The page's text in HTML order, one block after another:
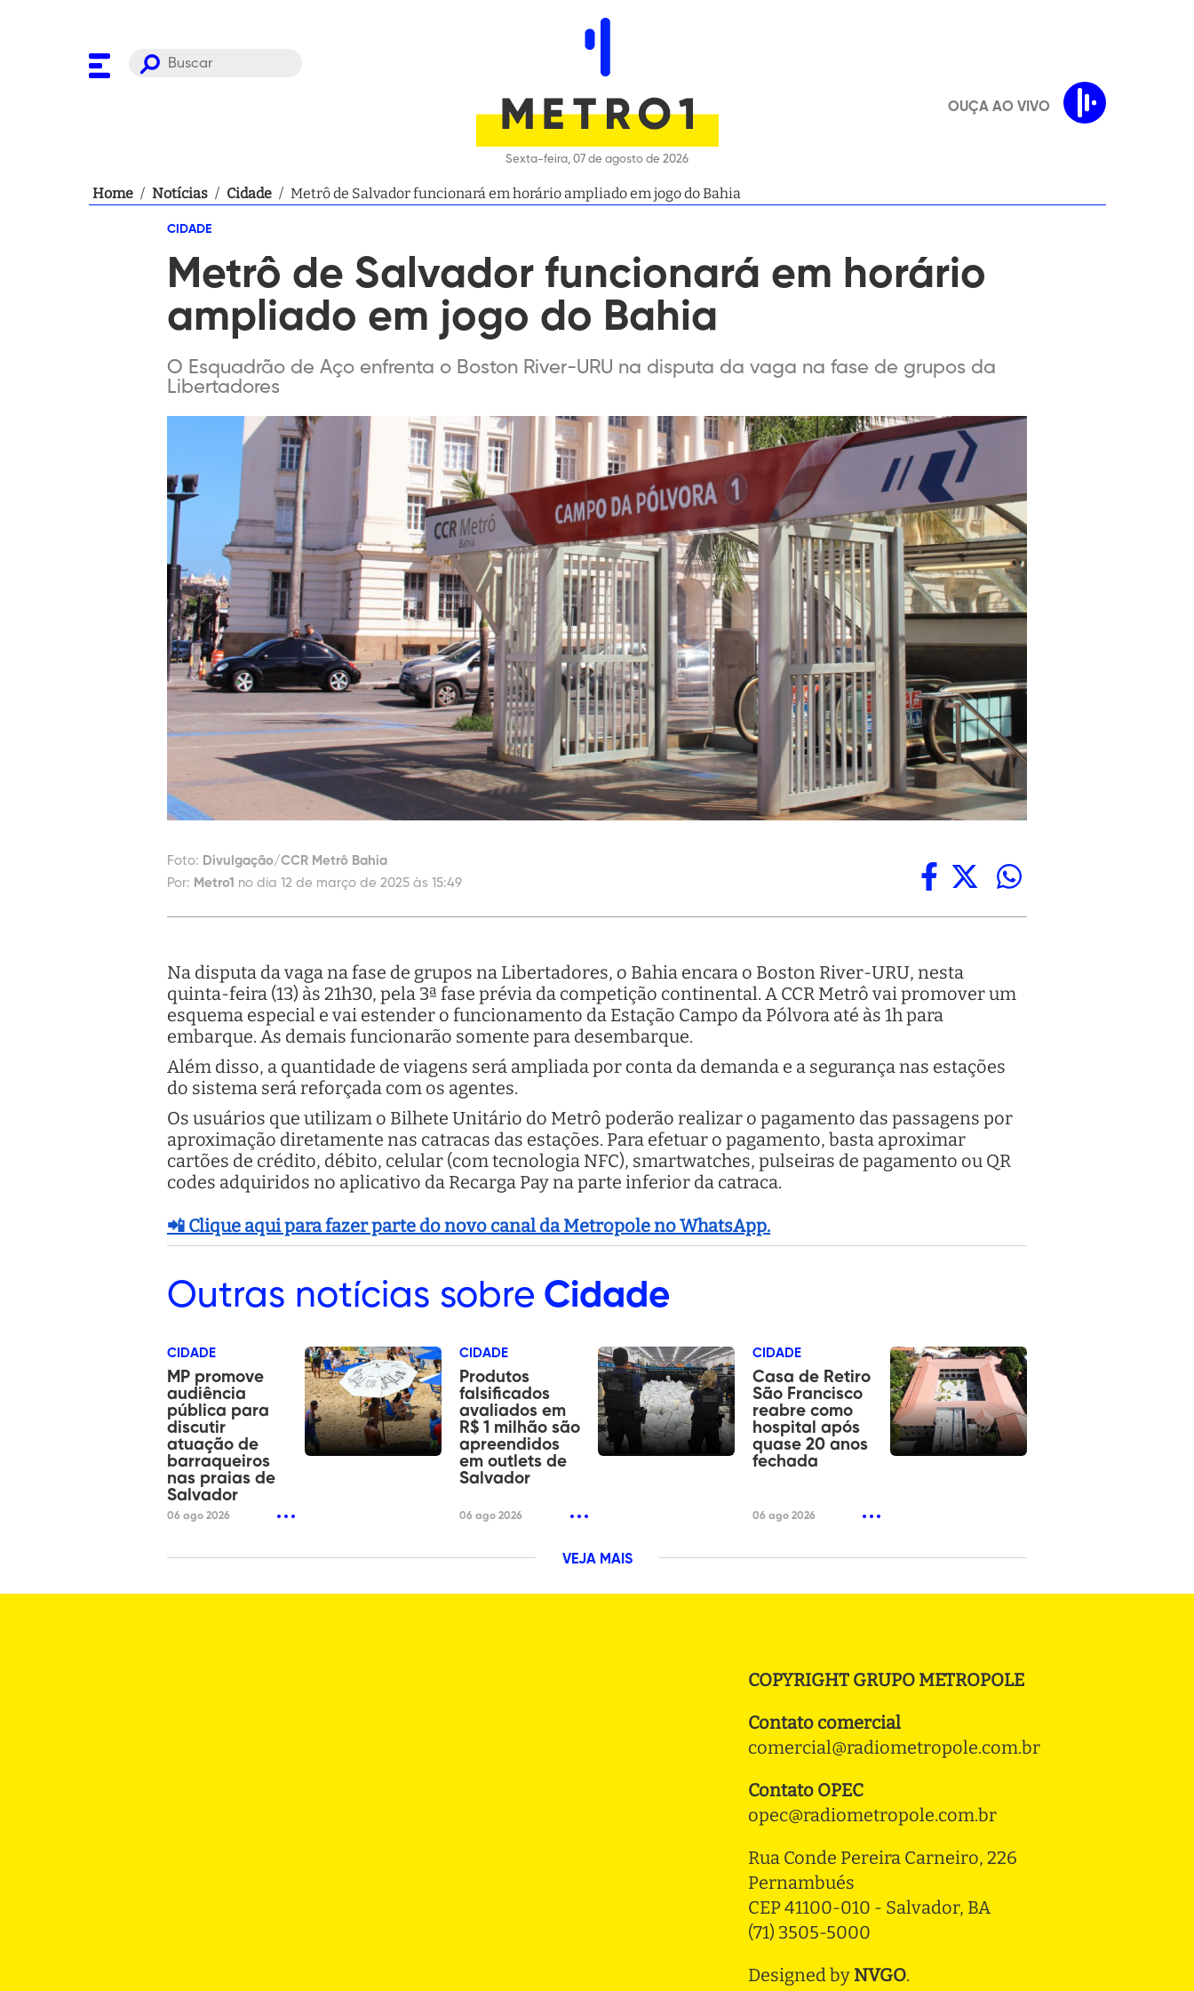
Sexta-feira, 07 de agosto de 2026
OUÇA AO VIVO
Home / Notícias / Cidade / Metrô de Salvador funcionará em horário ampliado em jogo do Bahia
CIDADE
Metrô de Salvador funcionará em horário
ampliado em jogo do Bahia
O Esquadrão de Aço enfrenta o Boston River-URU na disputa da vaga na fase de grupos da
Libertadores
Foto: Divulgação/CCR Metrô Bahia
Por: Metro1 no dia 12 de março de 2025 às 15:49
Na disputa da vaga na fase de grupos na Libertadores, o Bahia encara o Boston River-URU, nesta
quinta-feira (13) às 21h30, pela 3ª fase prévia da competição continental. A CCR Metrô vai promover um
esquema especial e vai estender o funcionamento da Estação Campo da Pólvora até às 1h para
embarque. As demais funcionarão somente para desembarque.
Além disso, a quantidade de viagens será ampliada por conta da demanda e a segurança nas estações
do sistema será reforçada com os agentes.
Os usuários que utilizam o Bilhete Unitário do Metrô poderão realizar o pagamento das passagens por
aproximação diretamente nas catracas das estações. Para efetuar o pagamento, basta aproximar
cartões de crédito, débito, celular (com tecnologia NFC), smartwatches, pulseiras de pagamento ou QR
codes adquiridos no aplicativo da Recarga Pay na parte inferior da catraca.
📲 Clique aqui para fazer parte do novo canal da Metropole no WhatsApp.
Outras notícias sobre Cidade
CIDADE
MP promove
audiência
pública para
discutir
atuação de
barraqueiros
nas praias de
Salvador
06 ago 2026
CIDADE
Produtos
falsificados
avaliados em
R$ 1 milhão são
apreendidos
em outlets de
Salvador
06 ago 2026
CIDADE
Casa de Retiro
São Francisco
reabre como
hospital após
quase 20 anos
fechada
06 ago 2026
VEJA MAIS
COPYRIGHT GRUPO METROPOLE
Contato comercial
comercial@radiometropole.com.br
Contato OPEC
opec@radiometropole.com.br
Rua Conde Pereira Carneiro, 226
Pernambués
CEP 41100-010 - Salvador, BA
(71) 3505-5000
Designed by NVGO.